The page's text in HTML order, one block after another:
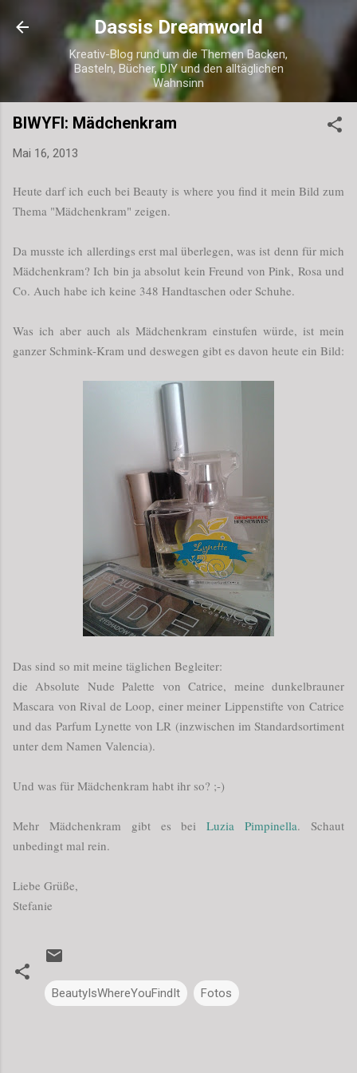
Direkt zum Hauptbereich
Dassis Dreamworld
Kreativ-Blog rund um die Themen Backen,
Basteln, Bücher, DIY und den alltäglichen
Wahnsinn
BIWYFI: Mädchenkram
Mai 16, 2013
Heute darf ich euch bei Beauty is where you find it mein Bild zum
Thema "Mädchenkram" zeigen.
Da musste ich allerdings erst mal überlegen, was ist denn für mich
Mädchenkram? Ich bin ja absolut kein Freund von Pink, Rosa und
Co. Auch habe ich keine 348 Handtaschen oder Schuhe.
Was ich aber auch als Mädchenkram einstufen würde, ist mein
ganzer Schmink-Kram und deswegen gibt es davon heute ein Bild:
Das sind so mit meine täglichen Begleiter:
die Absolute Nude Palette von Catrice, meine dunkelbrauner
Mascara von Rival de Loop, einer meiner Lippenstifte von Catrice
und das Parfum Lynette von LR (inzwischen im Standardsortiment
unter dem Namen Valencia).
Und was für Mädchenkram habt ihr so? ;-)
Mehr Mädchenkram gibt es beiLuzia Pimpinella. Schaut
unbedingt mal rein.
Liebe Grüße,
Stefanie
BeautyIsWhereYouFindIt Fotos